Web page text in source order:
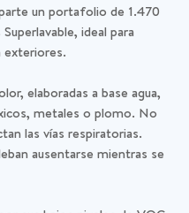
un portafolio de 1.470
ideal para
exteriores.
elaboradas a base agua,
metales o plomo. No
las vías respiratorias.
ausentarse mientras se